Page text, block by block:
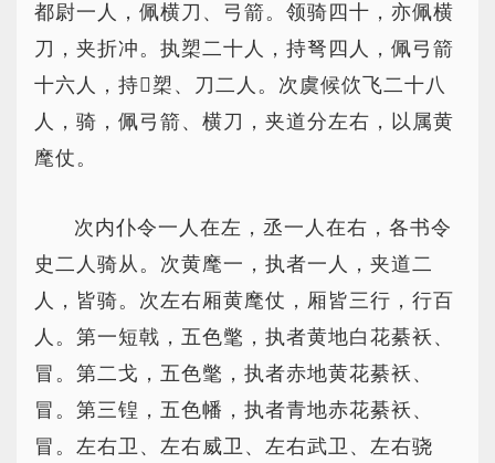
都尉一人，佩横刀、弓箭。领骑四十，亦佩横
刀，夹折冲。执槊二十人，持弩四人，佩弓箭
十六人，持槊、刀二人。次虞候佽飞二十八
人，骑，佩弓箭、横刀，夹道分左右，以属黄
麾仗。
次内仆令一人在左，丞一人在右，各书令
史二人骑从。次黄麾一，执者一人，夹道二
人，皆骑。次左右厢黄麾仗，厢皆三行，行百
人。第一短戟，五色氅，执者黄地白花綦袄、
冒。第二戈，五色氅，执者赤地黄花綦袄、
冒。第三锽，五色幡，执者青地赤花綦袄、
冒。左右卫、左右威卫、左右武卫、左右骁